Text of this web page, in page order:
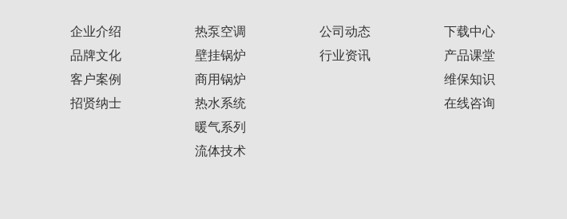
企业介绍
品牌文化
客户案例
招贤纳士
热泵空调
壁挂锅炉
商用锅炉
热水系统
暖气系列
流体技术
公司动态
行业资讯
下载中心
产品课堂
维保知识
在线咨询